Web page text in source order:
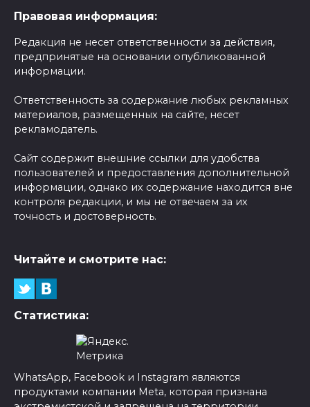
Правовая информация:
Редакция не несет ответственности за действия,
предпринятые на основании опубликованной
информации.
Ответственность за содержание любых рекламных
материалов, размещенных на сайте, несет
рекламодатель.
Сайт содержит внешние ссылки для удобства
пользователей и предоставления дополнительной
информации, однако их содержание находится вне
контроля редакции, и мы не отвечаем за их
точность и достоверность.
Читайте и смотрите нас:
Статистика:
WhatsApp, Facebook и Instagram являются
продуктами компании Meta, которая признана